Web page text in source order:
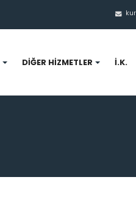
DIĞER HIZMETLER İ.K.